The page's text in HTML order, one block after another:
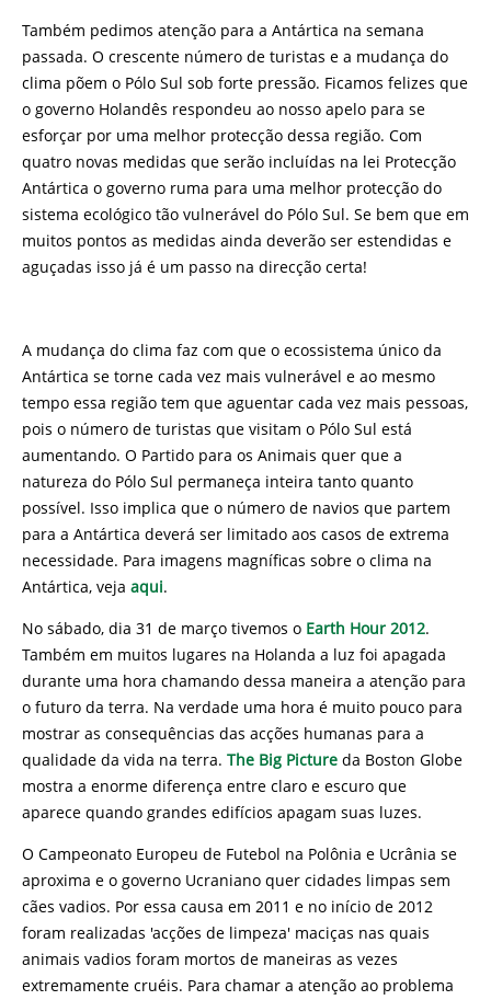
Também pedimos atenção para a Antártica na semana
passada. O crescente número de turistas e a mudança do
clima põem o Pólo Sul sob forte pressão. Ficamos felizes que
o governo Holandês respondeu ao nosso apelo para se
esforçar por uma melhor protecção dessa região. Com
quatro novas medidas que serão incluídas na lei Protecção
Antártica o governo ruma para uma melhor protecção do
sistema ecológico tão vulnerável do Pólo Sul. Se bem que em
muitos pontos as medidas ainda deverão ser estendidas e
aguçadas isso já é um passo na direcção certa!
A mudança do clima faz com que o ecossistema único da
Antártica se torne cada vez mais vulnerável e ao mesmo
tempo essa região tem que aguentar cada vez mais pessoas,
pois o número de turistas que visitam o Pólo Sul está
aumentando. O Partido para os Animais quer que a
natureza do Pólo Sul permaneça inteira tanto quanto
possível. Isso implica que o número de navios que partem
para a Antártica deverá ser limitado aos casos de extrema
necessidade. Para imagens magníficas sobre o clima na
Antártica, veja aqui.
No sábado, dia 31 de março tivemos o Earth Hour 2012.
Também em muitos lugares na Holanda a luz foi apagada
durante uma hora chamando dessa maneira a atenção para
o futuro da terra. Na verdade uma hora é muito pouco para
mostrar as consequências das acções humanas para a
qualidade da vida na terra. The Big Picture da Boston Globe
mostra a enorme diferença entre claro e escuro que
aparece quando grandes edifícios apagam suas luzes.
O Campeonato Europeu de Futebol na Polônia e Ucrânia se
aproxima e o governo Ucraniano quer cidades limpas sem
cães vadios. Por essa causa em 2011 e no início de 2012
foram realizadas 'acções de limpeza' maciças nas quais
animais vadios foram mortos de maneiras as vezes
extremamente cruéis. Para chamar a atenção ao problema